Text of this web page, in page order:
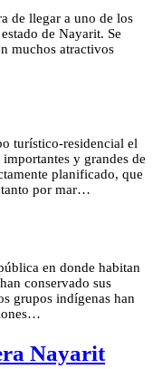
de llegar a uno de los
de Nayarit. Se
muchos atractivos
turístico-residencial el
y grandes de
planificado, que
tanto por mar…
en donde habitan
conservado sus
grupos indígenas han
Nayarit